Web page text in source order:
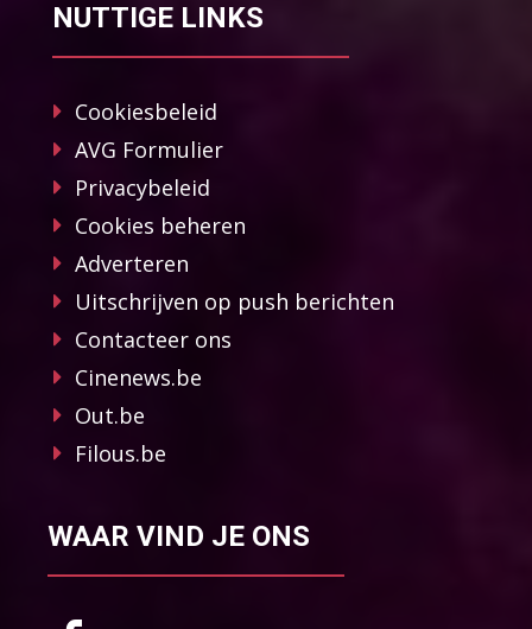
NUTTIGE LINKS
Cookiesbeleid
AVG Formulier
Privacybeleid
Cookies beheren
Adverteren
Uitschrijven op push berichten
Contacteer ons
Cinenews.be
Out.be
Filous.be
WAAR VIND JE ONS